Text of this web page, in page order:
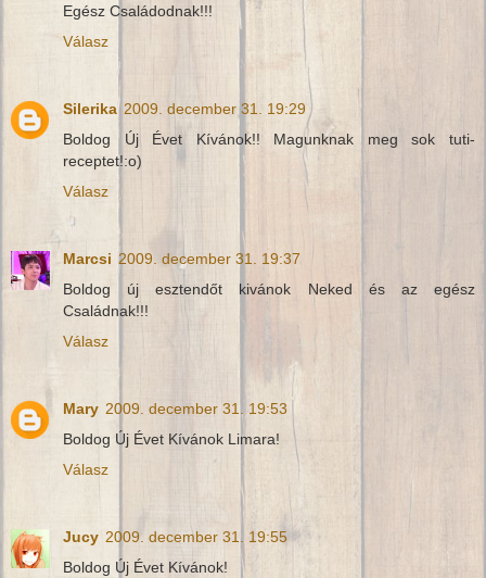
Egész Családodnak!!!
Válasz
Silerika 2009. december 31. 19:29
Boldog Új Évet Kívánok!! Magunknak meg sok tuti-
receptet!:o)
Válasz
Marcsi 2009. december 31. 19:37
Boldog új esztendőt kivánok Neked és az egész
Családnak!!!
Válasz
Mary 2009. december 31. 19:53
Boldog Új Évet Kívánok Limara!
Válasz
Jucy 2009. december 31. 19:55
Boldog Új Évet Kívánok!